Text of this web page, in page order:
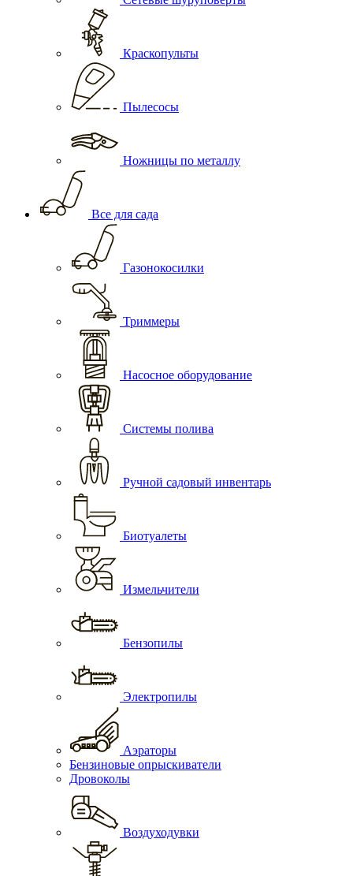
Краскопульты
Пылесосы
Ножницы по металлу
Все для сада
Газонокосилки
Триммеры
Насосное оборудование
Системы полива
Ручной садовый инвентарь
Биотуалеты
Измельчители
Бензопилы
Электропилы
Аэраторы
Бензиновые опрыскиватели
Дровоколы
Воздуходувки